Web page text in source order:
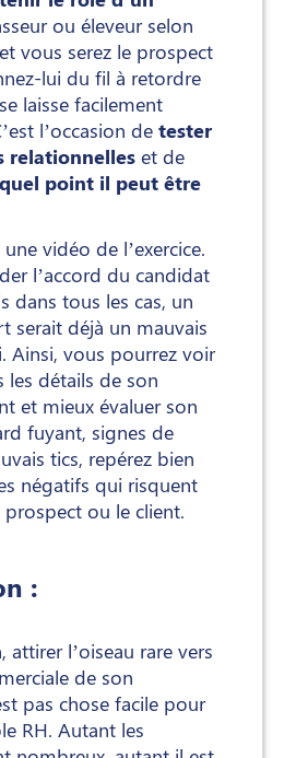
ou éleveur selon
vous serez le prospect
lui du fil à retordre
laisse facilement
l’occasion de tester
relationnelles et de
point il peut être
une vidéo de l’exercice.
l’accord du candidat
dans tous les cas, un
serait déjà un mauvais
Ainsi, vous pourrez voir
les détails de son
et mieux évaluer son
fuyant, signes de
tics, repérez bien
négatifs qui risquent
ou le client.
:
attirer l’oiseau rare vers
de son
pas chose facile pour
RH. Autant les